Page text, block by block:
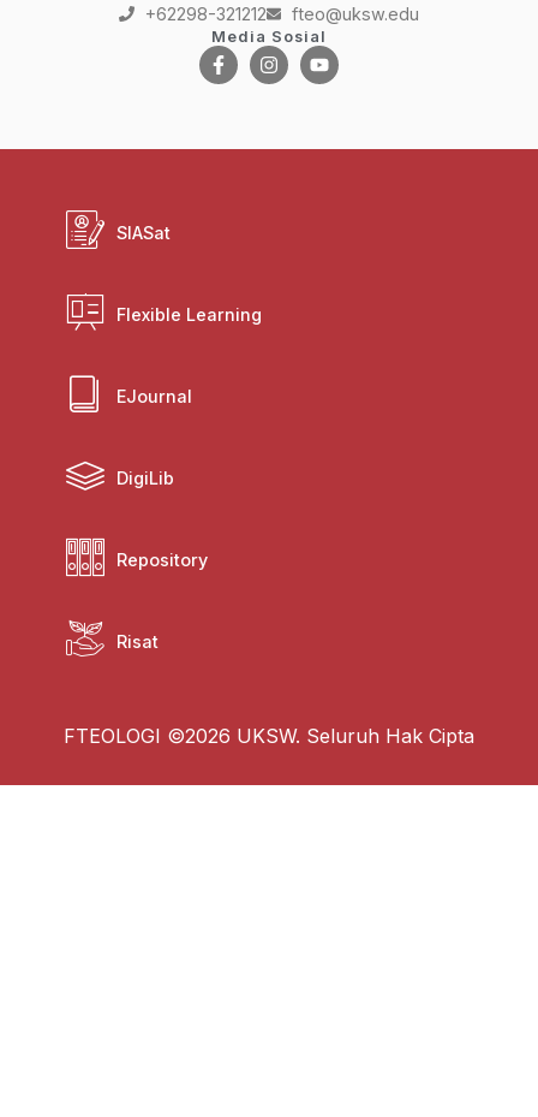
+62298-321212 fteo@uksw.edu
Media Sosial
SIASat
Flexible Learning
EJournal
DigiLib
Repository
Risat
FTEOLOGI ©2026 UKSW. Seluruh Hak Cipta